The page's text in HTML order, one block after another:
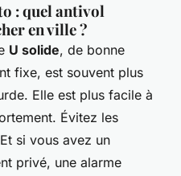
: quel antivol
en ville ?
U solide, de bonne
fixe, est souvent plus
Elle est plus facile à
Évitez les
si vous avez un
privé, une alarme